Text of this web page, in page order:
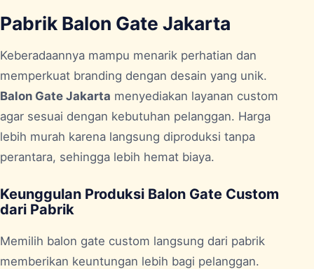
Pabrik Balon Gate Jakarta
Keberadaannya mampu menarik perhatian dan
memperkuat branding dengan desain yang unik.
Balon Gate Jakarta menyediakan layanan custom
agar sesuai dengan kebutuhan pelanggan. Harga
lebih murah karena langsung diproduksi tanpa
perantara, sehingga lebih hemat biaya.
Keunggulan Produksi Balon Gate Custom
dari Pabrik
Memilih balon gate custom langsung dari pabrik
memberikan keuntungan lebih bagi pelanggan.